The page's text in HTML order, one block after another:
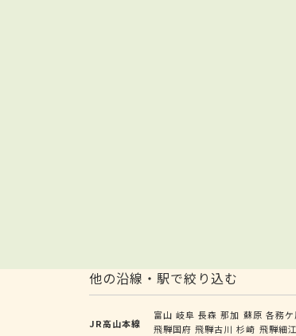
他の沿線・駅で絞り込む
JR高山本線
富山 岐阜 長森 那加 蘇原 各務ケ
飛騨国府 飛騨古川 杉崎 飛騨細江